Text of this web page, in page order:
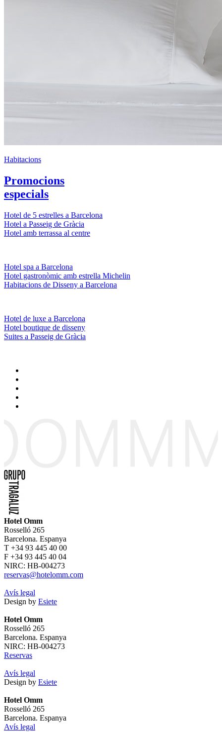
Habitacions
Promocions
especials
Hotel de 5 estrelles a Barcelona
Hotel a Passeig de Gràcia
Hotel amb terrassa al centre
Hotel spa a Barcelona
Hotel gastronòmic amb estrella Michelin
Habitacions de Disseny a Barcelona
Hotel de luxe a Barcelona
Hotel boutique de disseny
Suites a Passeig de Gràcia
Hotel Omm
Rosselló 265
Barcelona. Espanya
T +34 93 445 40 00
F +34 93 445 40 04
NIRC: HB-004273
reservas@hotelomm.com
Avís legal
Design by Esiete
Hotel Omm
Rosselló 265
Barcelona. Espanya
NIRC: HB-004273
Reservas
Avís legal
Design by Esiete
Hotel Omm
Rosselló 265
Barcelona. Espanya
Avís legal